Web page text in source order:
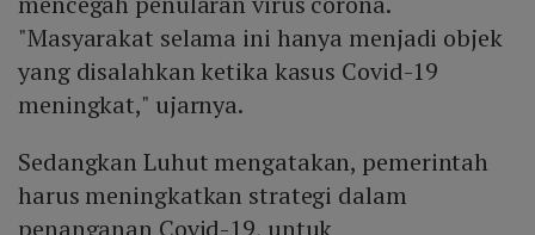
"Masyarakat selama ini hanya menjadi objek
yang disalahkan ketika kasus Covid-19
meningkat," ujarnya.
Sedangkan Luhut mengatakan, pemerintah
harus meningkatkan strategi dalam